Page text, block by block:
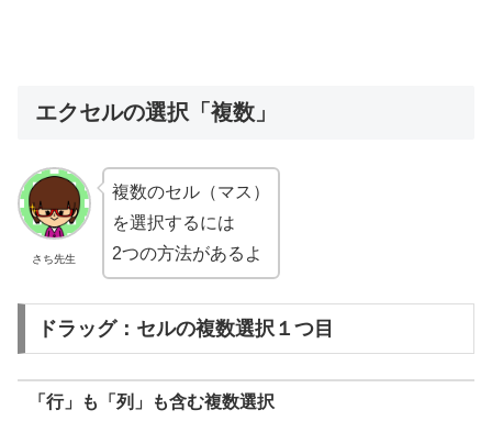
エクセルの選択「複数」
さち先生
複数のセル（マス）
を選択するには
2つの方法があるよ
ドラッグ：セルの複数選択１つ目
「行」も「列」も含む複数選択